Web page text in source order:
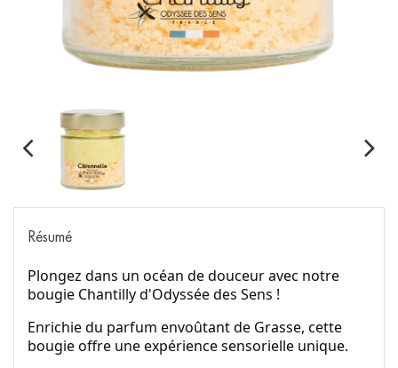
Résumé
Plongez dans un océan de douceur avec notre
bougie Chantilly d'Odyssée des Sens !
Enrichie du parfum envoûtant de Grasse, cette
bougie offre une expérience sensorielle unique.